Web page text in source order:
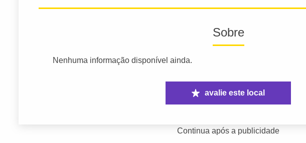
Sobre
Nenhuma informação disponível ainda.
avalie este local
Continua após a publicidade